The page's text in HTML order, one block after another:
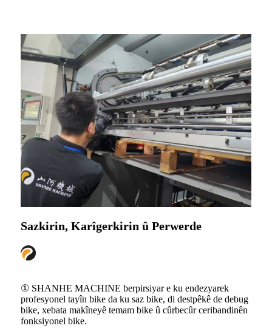
Sazkirin, Karîgerkirin û Perwerde
① SHANHE MACHINE berpirsiyar e ku endezyarek
profesyonel tayîn bike da ku saz bike, di destpêkê de debug
bike, xebata makîneyê temam bike û cûrbecûr ceribandinên
fonksiyonel bike.